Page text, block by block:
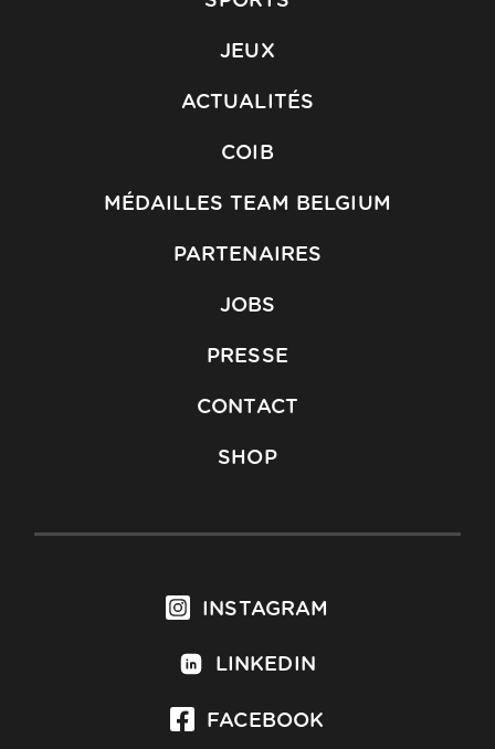
JEUX
ACTUALITÉS
COIB
MÉDAILLES TEAM BELGIUM
PARTENAIRES
JOBS
PRESSE
CONTACT
SHOP
INSTAGRAM
LINKEDIN
FACEBOOK